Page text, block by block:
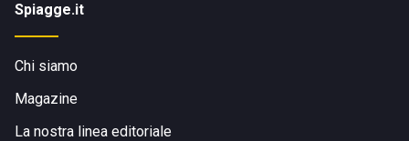
Spiagge.it
Chi siamo
Magazine
La nostra linea editoriale